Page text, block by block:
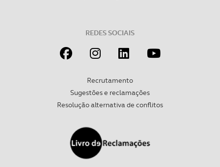
REDES SOCIAIS
Recrutamento
Sugestões e reclamações
Resolução alternativa de conflitos